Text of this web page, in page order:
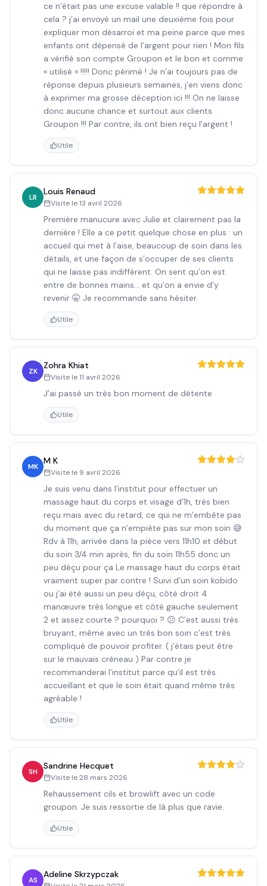
ce n’était pas une excuse valable !! que répondre à
cela ? j’ai envoyé un mail une deuxième fois pour
expliquer mon désarroi et ma peine parce que mes
enfants ont dépensé de l’argent pour rien ! Mon fils
a vérifié son compte Groupon et le bon et comme
« utilisé » !!!!! Donc périmé ! Je n’ai toujours pas de
réponse depuis plusieurs semaines, j’en viens donc
à exprimer ma grosse déception ici !!! On ne laisse
donc aucune chance et surtout aux clients
Groupon !!! Par contre, ils ont bien reçu l’argent !
Utile
LR
Louis Renaud
Visite le13 avril 2026
Première manucure avec Julie et clairement pas la
dernière ! Elle a ce petit quelque chose en plus : un
accueil qui met à l’aise, beaucoup de soin dans les
détails, et une façon de s’occuper de ses clients
qui ne laisse pas indifférent. On sent qu’on est
entre de bonnes mains… et qu’on a envie d’y
revenir 🤫 Je recommande sans hésiter.
Utile
ZK
Zohra Khiat
Visite le11 avril 2026
J’ai passé un très bon moment de détente
Utile
MK
M K
Visite le 9 avril 2026
Je suis venu dans l’institut pour effectuer un
massage haut du corps et visage d’1h, très bien
reçu mais avec du retard, ce qui ne m’embête pas
du moment que ça n’empiète pas sur mon soin 😅
Rdv à 11h, arrivée dans la pièce vers 11h10 et début
du soin 3/4 min après, fin du soin 11h55 donc un
peu déçu pour ça Le massage haut du corps était
vraiment super par contre ! Suivi d’un soin kobido
ou j’ai été aussi un peu déçu, côté droit 4
manœuvre très longue et côté gauche seulement
2 et assez courte ? pourquoi ? 😕 C’est aussi très
bruyant, même avec un très bon soin c’est très
compliqué de pouvoir profiter. ( j’étais peut être
sur le mauvais créneau ) Par contre je
recommanderai l’institut parce qu’il est très
accueillant et que le soin était quand même très
agréable !
Utile
SH
Sandrine Hecquet
Visite le28 mars 2026
Rehaussement cils et browlift avec un code
groupon. Je suis ressortie de là plus que ravie.
Utile
AS
Adeline Skrzypczak